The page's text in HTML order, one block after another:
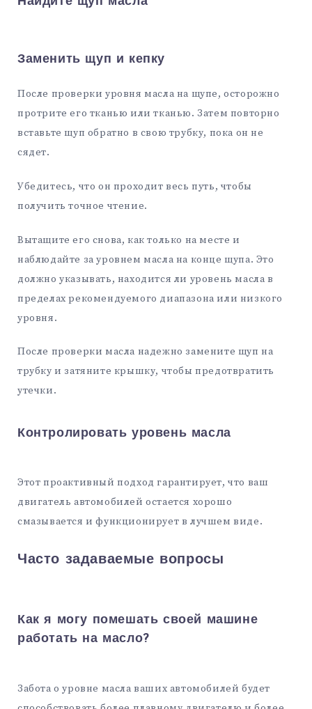
Заменить щуп и кепку
После проверки уровня масла на щупе, осторожно
протрите его тканью или тканью. Затем повторно
вставьте щуп обратно в свою трубку, пока он не
сядет.
Убедитесь, что он проходит весь путь, чтобы
получить точное чтение.
Вытащите его снова, как только на месте и
наблюдайте за уровнем масла на конце щупа. Это
должно указывать, находится ли уровень масла в
пределах рекомендуемого диапазона или низкого
уровня.
После проверки масла надежно замените щуп на
трубку и затяните крышку, чтобы предотвратить
утечки.
Контролировать уровень масла
Этот проактивный подход гарантирует, что ваш
двигатель автомобилей остается хорошо
смазывается и функционирует в лучшем виде.
Часто задаваемые вопросы
Как я могу помешать своей машине
работать на масло?
Забота о уровне масла ваших автомобилей будет